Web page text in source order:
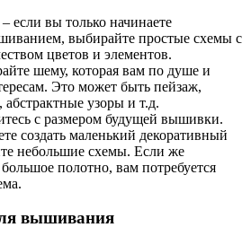
если вы только начинаете
выбирайте простые схемы с
цветов и элементов.
шему, которая вам по душе и
Это может быть пейзаж,
узоры и т.д.
с размером будущей вышивки.
создать маленький декоративный
небольшие схемы. Если же
полотно, вам потребуется
вышивания